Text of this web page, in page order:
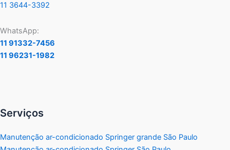
11 3644-3392
WhatsApp:
11 91332-7456
11 96231-1982
Serviços
Manutenção ar-condicionado Springer grande São Paulo